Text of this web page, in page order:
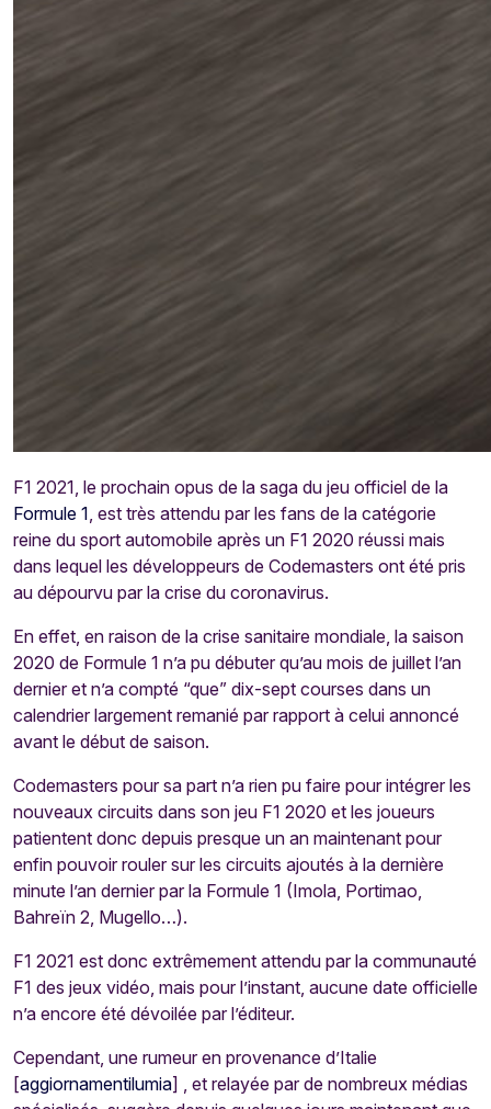
F1 2021, le prochain opus de la saga du jeu officiel de la
Formule 1, est très attendu par les fans de la catégorie
reine du sport automobile après un F1 2020 réussi mais
dans lequel les développeurs de Codemasters ont été pris
au dépourvu par la crise du coronavirus.
En effet, en raison de la crise sanitaire mondiale, la saison
2020 de Formule 1 n’a pu débuter qu’au mois de juillet l’an
dernier et n’a compté “que” dix-sept courses dans un
calendrier largement remanié par rapport à celui annoncé
avant le début de saison.
Codemasters pour sa part n’a rien pu faire pour intégrer les
nouveaux circuits dans son jeu F1 2020 et les joueurs
patientent donc depuis presque un an maintenant pour
enfin pouvoir rouler sur les circuits ajoutés à la dernière
minute l’an dernier par la Formule 1 (Imola, Portimao,
Bahreïn 2, Mugello…).
F1 2021 est donc extrêmement attendu par la communauté
F1 des jeux vidéo, mais pour l’instant, aucune date officielle
n’a encore été dévoilée par l’éditeur.
Cependant, une rumeur en provenance d’Italie
[aggiornamentilumia] , et relayée par de nombreux médias